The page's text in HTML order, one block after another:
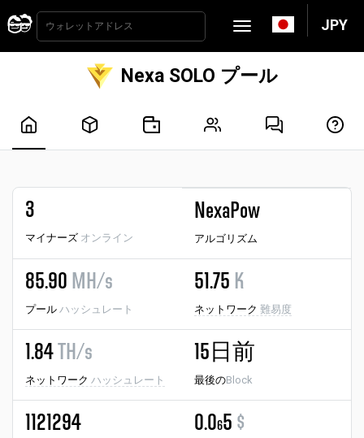
JPY
Nexa SOLO プール
3
マイナーズ オンライン
NexaPow
アルゴリズム
85.90 MH/s
プール ハッシュレート
51.75 K
ネットワーク 難易度
1.84 TH/s
ネットワーク ハッシュレート
15日前
最後のBlock
1121294 0.065 $